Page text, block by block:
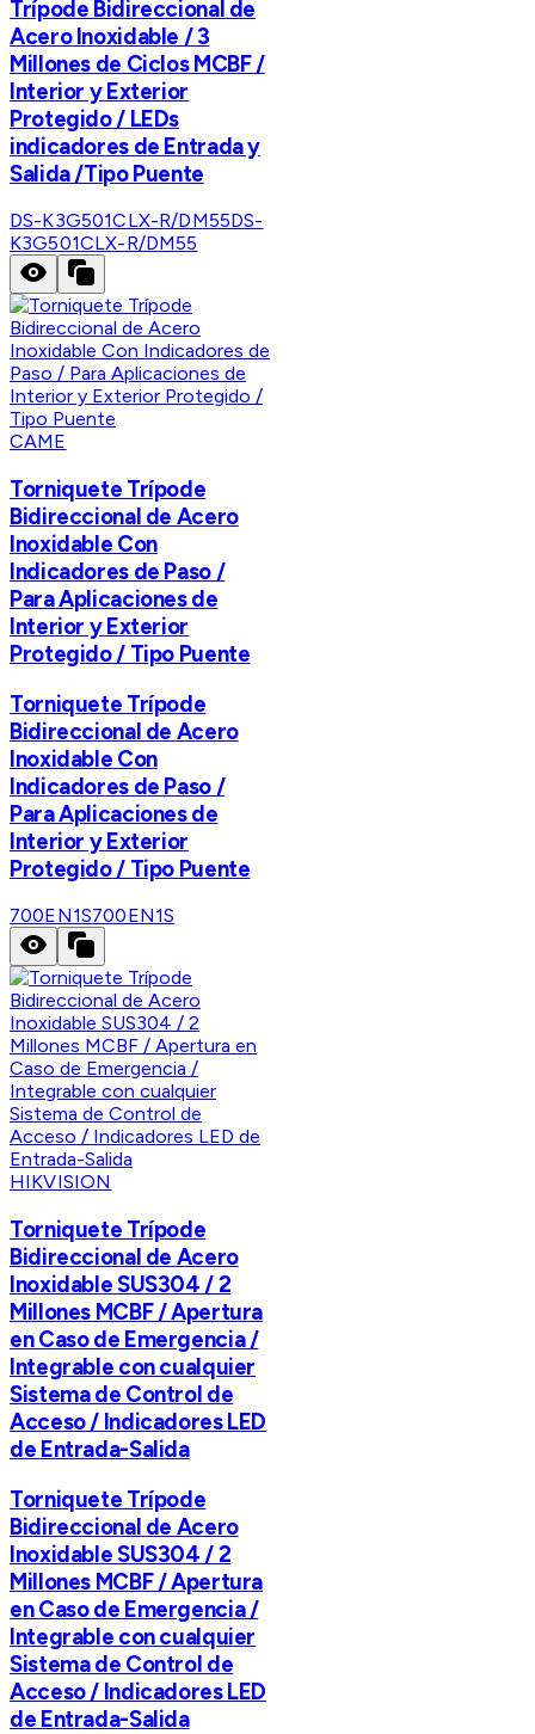
Trípode Bidireccional de
Acero Inoxidable / 3
Millones de Ciclos MCBF /
Interior y Exterior
Protegido / LEDs
indicadores de Entrada y
Salida /Tipo Puente
DS-K3G501CLX-R/DM55DS-
K3G501CLX-R/DM55
CAME
Torniquete Trípode
Bidireccional de Acero
Inoxidable Con
Indicadores de Paso /
Para Aplicaciones de
Interior y Exterior
Protegido / Tipo Puente
Torniquete Trípode
Bidireccional de Acero
Inoxidable Con
Indicadores de Paso /
Para Aplicaciones de
Interior y Exterior
Protegido / Tipo Puente
700EN1S700EN1S
HIKVISION
Torniquete Trípode
Bidireccional de Acero
Inoxidable SUS304 / 2
Millones MCBF / Apertura
en Caso de Emergencia /
Integrable con cualquier
Sistema de Control de
Acceso / Indicadores LED
de Entrada-Salida
Torniquete Trípode
Bidireccional de Acero
Inoxidable SUS304 / 2
Millones MCBF / Apertura
en Caso de Emergencia /
Integrable con cualquier
Sistema de Control de
Acceso / Indicadores LED
de Entrada-Salida